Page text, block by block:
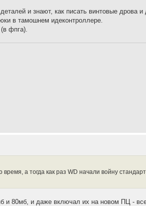
и знают, как писать винтовые дрова
в тамошнем идеконтроллере.
фпга).
а тогда как раз WD начали войну
80мб, и даже включал их на новом ПЦ -